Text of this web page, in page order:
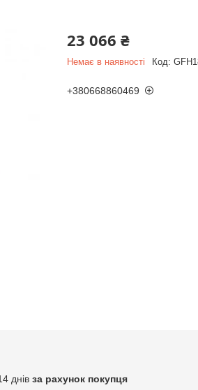
23 066 ₴
Немає в наявності Код:
+380668860469
днів за рахунок покупця